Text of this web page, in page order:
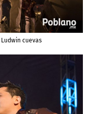
Ludwin cuevas